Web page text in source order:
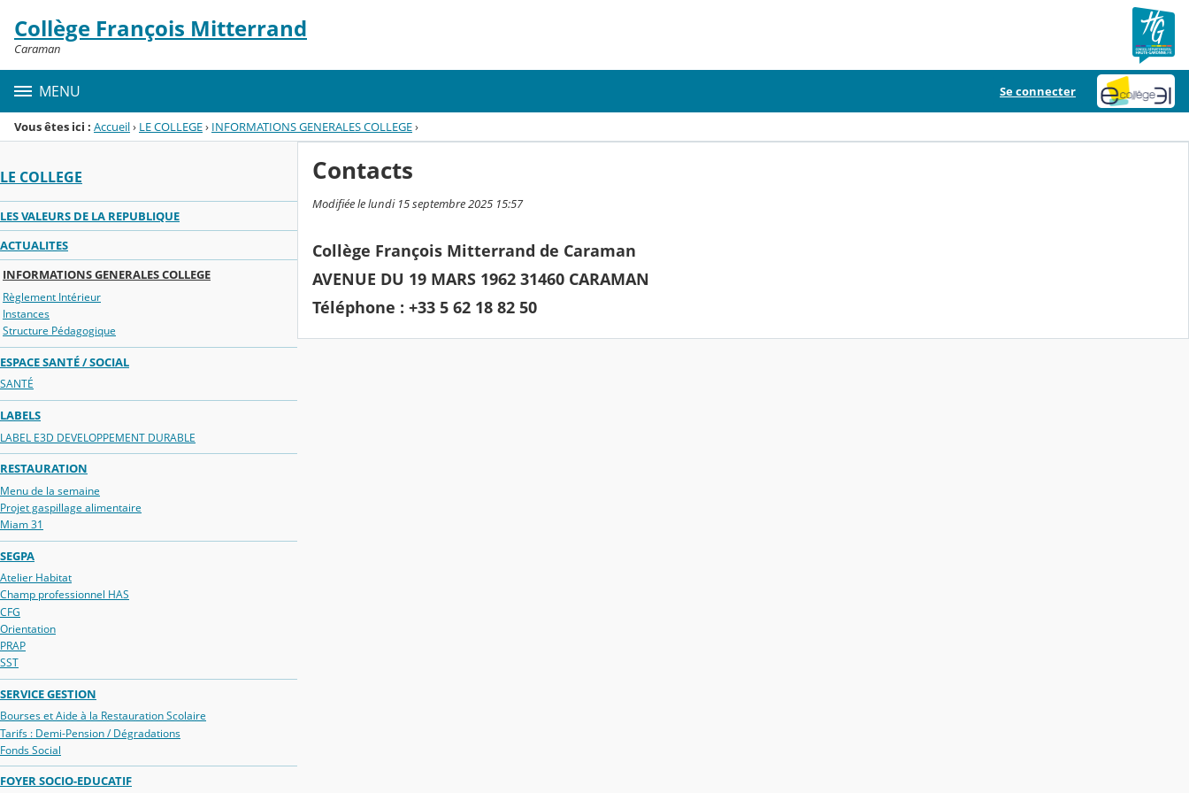
Menu de la rubrique
Contenu
Collège François Mitterrand
Caraman
MENU Se connecter
Vous êtes ici : Accueil› LE COLLEGE› INFORMATIONS GENERALES COLLEGE›
LE COLLEGE
LES VALEURS DE LA REPUBLIQUE
ACTUALITES
INFORMATIONS GENERALES COLLEGE
Règlement Intérieur
Instances
Structure Pédagogique
ESPACE SANTÉ / SOCIAL
SANTÉ
LABELS
LABEL E3D DEVELOPPEMENT DURABLE
RESTAURATION
Menu de la semaine
Projet gaspillage alimentaire
Miam 31
SEGPA
Atelier Habitat
Champ professionnel HAS
CFG
Orientation
PRAP
SST
SERVICE GESTION
Bourses et Aide à la Restauration Scolaire
Tarifs : Demi-Pension / Dégradations
Fonds Social
FOYER SOCIO-EDUCATIF
Contacts
Modifiée le lundi 15 septembre 2025 15:57
Collège François Mitterrand de Caraman
AVENUE DU 19 MARS 1962 31460 CARAMAN
Téléphone : +33 5 62 18 82 50